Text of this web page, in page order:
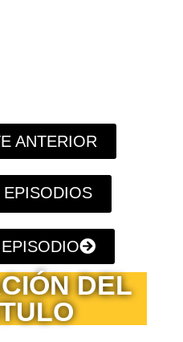
ANTERIOR
EPISODIOS
DEL